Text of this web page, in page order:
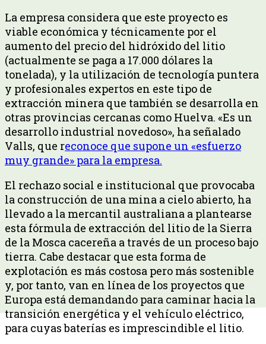
La empresa considera que este proyecto es
viable económica y técnicamente por el
aumento del precio del hidróxido del litio
(actualmente se paga a 17.000 dólares la
tonelada), y la utilización de tecnología puntera
y profesionales expertos en este tipo de
extracción minera que también se desarrolla en
otras provincias cercanas como Huelva. «Es un
desarrollo industrial novedoso», ha señalado
Valls, que reconoce que supone un «esfuerzo
muy grande» para la empresa.
El rechazo social e institucional que provocaba
la construcción de una mina a cielo abierto, ha
llevado a la mercantil australiana a plantearse
esta fórmula de extracción del litio de la Sierra
de la Mosca cacereña a través de un proceso bajo
tierra. Cabe destacar que esta forma de
explotación es más costosa pero más sostenible
y, por tanto, van en línea de los proyectos que
Europa está demandando para caminar hacia la
transición energética y el vehículo eléctrico,
para cuyas baterías es imprescindible el litio.